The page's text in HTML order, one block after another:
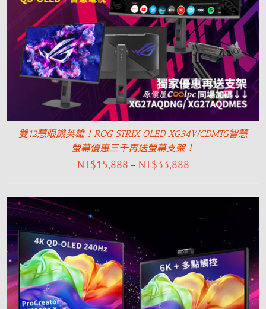
雙12慧眼識英雄！ROG STRIX OLED XG34WCDMTG智慧
螢幕優惠三千再送螢幕支架！
NT$15,888 – NT$33,888